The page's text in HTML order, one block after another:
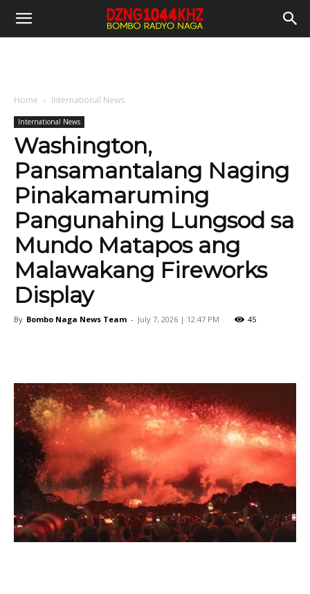
Home International News
International News
Washington,
Pansamantalang Naging
Pinakamaruming
Pangunahing Lungsod sa
Mundo Matapos ang
Malawakang Fireworks
Display
By Bombo Naga News Team - July 7, 2026 | 12:47 PM 45